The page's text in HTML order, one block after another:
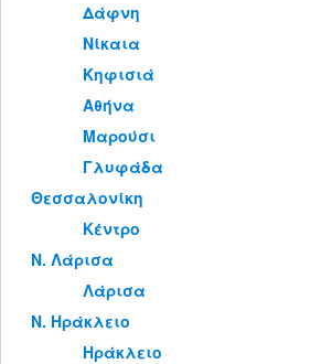
Δάφνη
Νίκαια
Κηφισιά
Αθήνα
Μαρούσι
Γλυφάδα
Θεσσαλονίκη
Κέντρο
Ν. Λάρισα
Λάρισα
Ν. Ηράκλειο
Ηράκλειο